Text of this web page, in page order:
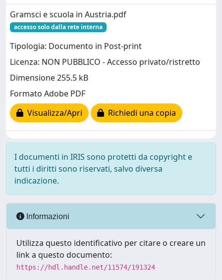
Gramsci e scuola in Austria.pdf
accesso solo dalla rete interna
Tipologia: Documento in Post-print
Licenza: NON PUBBLICO - Accesso privato/ristretto
Dimensione 255.5 kB
Formato Adobe PDF
Visualizza/Apri
Richiedi una copia
I documenti in IRIS sono protetti da copyright e
tutti i diritti sono riservati, salvo diversa
indicazione.
Informazioni
Utilizza questo identificativo per citare o creare un
link a questo documento:
https://hdl.handle.net/11574/191324